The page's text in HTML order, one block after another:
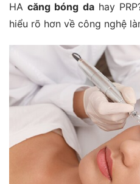
HAcăng bóng dahay
hiểu rõ hơn về công nghệ